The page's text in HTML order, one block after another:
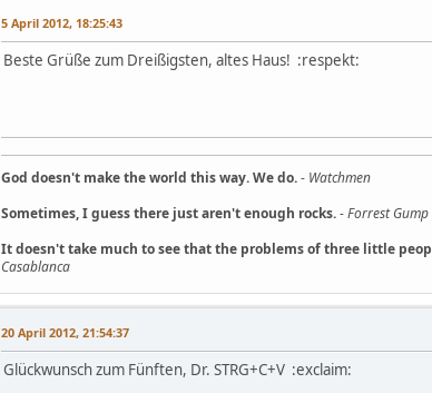
5 April 2012, 18:25:43
Beste Grüße zum Dreißigsten, altes Haus! :respekt:
God doesn't make the world this way. We do.- Watchmen
Sometimes, I guess there just aren't enough rocks.-Forrest Gump
It doesn't take much to see that the problems of three little
Casablanca
20 April 2012, 21:54:37
Glückwunsch zum Fünften, Dr. STRG+C+V :exclaim: